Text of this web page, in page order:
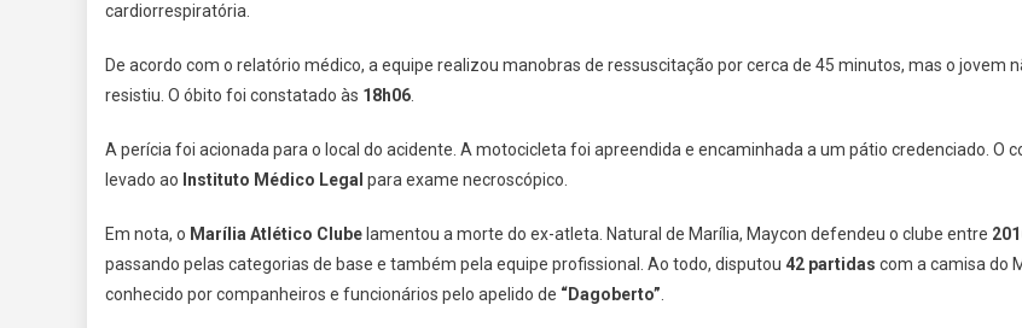
cardiorrespiratória.
De acordo com o relatório médico, a equipe realizou manobras de ressuscitação por cerca de 45 minutos, mas o jovem
resistiu. O óbito foi constatado às 18h06.
A perícia foi acionada para o local do acidente. A motocicleta foi apreendida e encaminhada a um pátio credenciado. O
levado ao Instituto Médico Legal para exame necroscópico.
Em nota, o Marília Atlético Clube lamentou a morte do ex-atleta. Natural de Marília, Maycon defendeu o clube entre
passando pelas categorias de base e também pela equipe profissional. Ao todo, disputou 42 partidas com a camisa do
conhecido por companheiros e funcionários pelo apelido de “Dagoberto”.